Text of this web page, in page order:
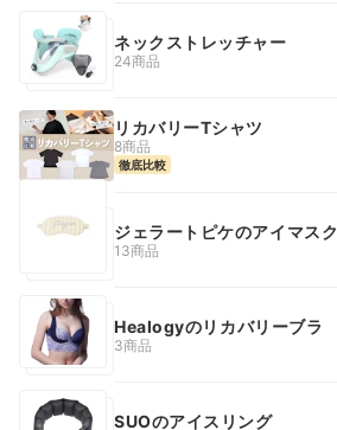
ネックストレッチャー
24商品
リカバリーTシャツ
8商品
徹底比較
ジェラートピケのアイマスク
13商品
Healogyのリカバリーブラ
3商品
SUOのアイスリング